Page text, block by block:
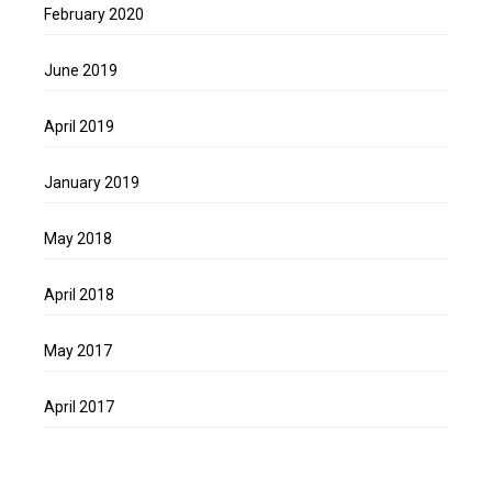
February 2020
June 2019
April 2019
January 2019
May 2018
April 2018
May 2017
April 2017